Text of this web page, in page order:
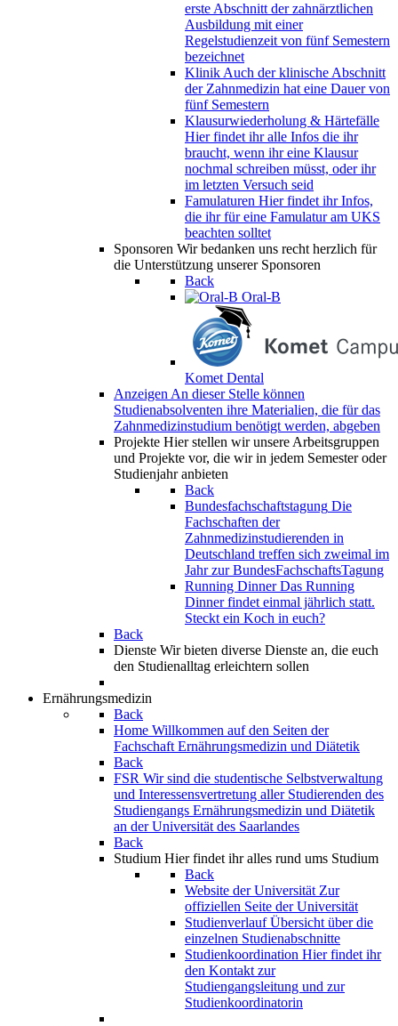
erste Abschnitt der zahnärztlichen
Ausbildung mit einer
Regelstudienzeit von fünf Semestern
bezeichnet
KlinikAuch der klinische Abschnitt
der Zahnmedizin hat eine Dauer von
fünf Semestern
Klausurwiederholung & Härtefälle
Hier findet ihr alle Infos die ihr
braucht, wenn ihr eine Klausur
nochmal schreiben müsst, oder ihr
im letzten Versuch seid
Famulaturen Hier findet ihr Infos,
die ihr für eine Famulatur am UKS
beachten solltet
Sponsoren Wir bedanken uns recht herzlich für
die Unterstützung unserer Sponsoren
Back
Oral-B
Komet Dental
AnzeigenAn dieser Stelle können
Studienabsolventen ihre Materialien, die für das
Zahnmedizinstudium benötigt werden, abgeben
Projekte Hier stellen wir unsere Arbeitsgruppen
und Projekte vor, die wir in jedem Semester oder
Studienjahr anbieten
Back
Bundesfachschaftstagung Die
Fachschaften der
Zahnmedizinstudierenden in
Deutschland treffen sich zweimal im
Jahr zur BundesFachschaftsTagung
Running Dinner Das Running
Dinner findet einmal jährlich statt.
Steckt ein Koch in euch?
Back
Dienste Wir bieten diverse Dienste an, die euch
den Studienalltag erleichtern sollen
Ernährungsmedizin
Back
Home Willkommen auf den Seiten der
Fachschaft Ernährungsmedizin und Diätetik
Back
FSR Wir sind die studentische Selbstverwaltung
und Interessensvertretung aller Studierenden des
Studiengangs Ernährungsmedizin und Diätetik
an der Universität des Saarlandes
Back
Studium Hier findet ihr alles rund ums Studium
Back
Website der Universität Zur
offiziellen Seite der Universität
Studienverlauf Übersicht über die
einzelnen Studienabschnitte
Studienkoordination Hier findet ihr
den Kontakt zur
Studiengangsleitung und zur
Studienkoordinatorin